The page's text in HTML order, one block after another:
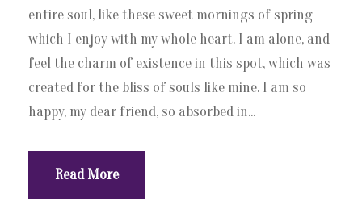
entire soul, like these sweet mornings of spring
which I enjoy with my whole heart. I am alone, and
feel the charm of existence in this spot, which was
created for the bliss of souls like mine. I am so
happy, my dear friend, so absorbed in...
Read More